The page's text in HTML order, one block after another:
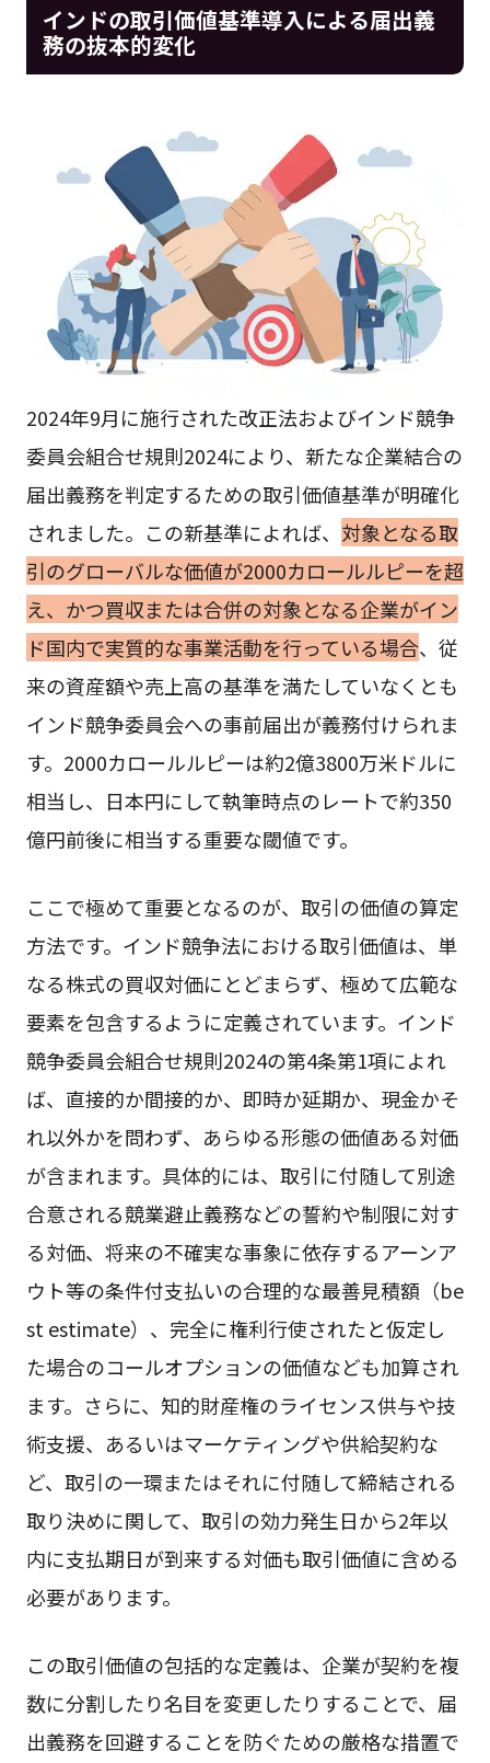
インドの取引価値基準導入による届出義
務の抜本的変化
2024年9月に施行された改正法およびインド競争
委員会組合せ規則2024により、新たな企業結合の
届出義務を判定するための取引価値基準が明確化
されました。この新基準によれば、 対象となる取
引のグローバルな価値が2000カロールルピーを超
え、かつ買収または合併の対象となる企業がイン
ド国内で実質的な事業活動を行っている場合、従
来の資産額や売上高の基準を満たしていなくとも
インド競争委員会への事前届出が義務付けられま
す。2000カロールルピーは約2億3800万米ドルに
相当し、日本円にして執筆時点のレートで約350
億円前後に相当する重要な閾値です。
ここで極めて重要となるのが、取引の価値の算定
方法です。インド競争法における取引価値は、単
なる株式の買収対価にとどまらず、極めて広範な
要素を包含するように定義されています。インド
競争委員会組合せ規則2024の第4条第1項によれ
ば、直接的か間接的か、即時か延期か、現金かそ
れ以外かを問わず、あらゆる形態の価値ある対価
が含まれます。具体的には、取引に付随して別途
合意される競業避止義務などの誓約や制限に対す
る対価、将来の不確実な事象に依存するアーンア
ウト等の条件付支払いの合理的な最善見積額（be
st estimate）、完全に権利行使されたと仮定し
た場合のコールオプションの価値なども加算され
ます。さらに、知的財産権のライセンス供与や技
術支援、あるいはマーケティングや供給契約な
ど、取引の一環またはそれに付随して締結される
取り決めに関して、取引の効力発生日から2年以
内に支払期日が到来する対価も取引価値に含める
必要があります。
この取引価値の包括的な定義は、企業が契約を複
数に分割したり名目を変更したりすることで、届
出義務を回避することを防ぐための厳格な措置で